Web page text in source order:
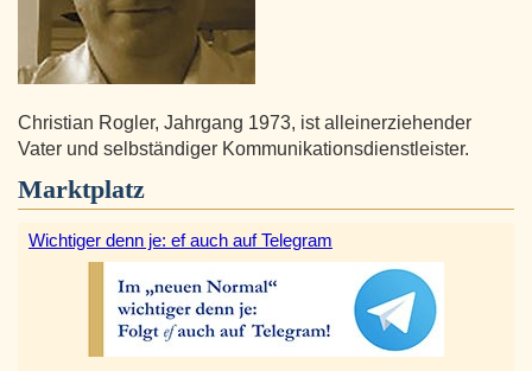
Christian Rogler, Jahrgang 1973, ist alleinerziehender
Vater und selbständiger Kommunikationsdienstleister.
Marktplatz
Wichtiger denn je: ef auch auf Telegram